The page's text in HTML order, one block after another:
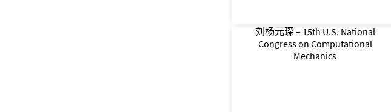
刘杨元琛 – 15th U.S. National
Congress on Computational
Mechanics